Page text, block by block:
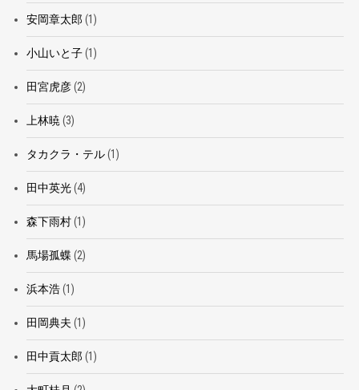
安岡章太郎 (1)
小山いと子(1)
田宮虎彦(2)
上林暁 (3)
タカクラ・テル(1)
田中英光(4)
森下雨村(1)
馬場孤蝶 (2)
浜本浩(1)
田岡典夫 (1)
田中貢太郎 (1)